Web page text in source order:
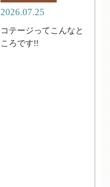
2026.07.25
コテージってこんなと
ころです!!